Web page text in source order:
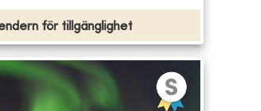
för tillgänglighet